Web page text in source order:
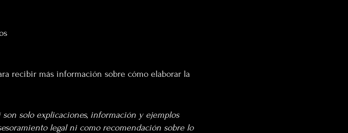
recibir más información sobre cómo elaborar la
solo explicaciones, información y ejemplos
legal ni como recomendación sobre lo